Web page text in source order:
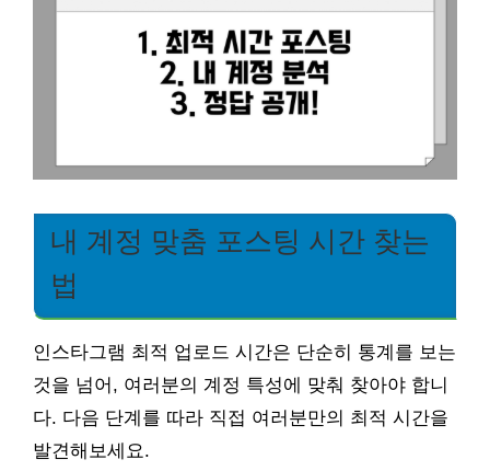
내 계정 맞춤 포스팅 시간 찾는
법
인스타그램 최적 업로드 시간은 단순히 통계를 보는
것을 넘어, 여러분의 계정 특성에 맞춰 찾아야 합니
다. 다음 단계를 따라 직접 여러분만의 최적 시간을
발견해보세요.